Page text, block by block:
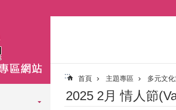
::: 首頁 主題專區 多元文化
2025 2月 情人節